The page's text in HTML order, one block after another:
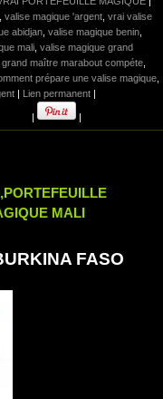
, valise magique 'argent, vrai valise
abidjan, valise magique benin,
mali, valise magique grand
maître marabout compéte,
prépare une valise magique,
Lien permanent
MALI
FASO